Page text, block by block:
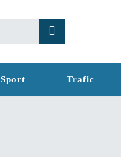
Sport Trafic